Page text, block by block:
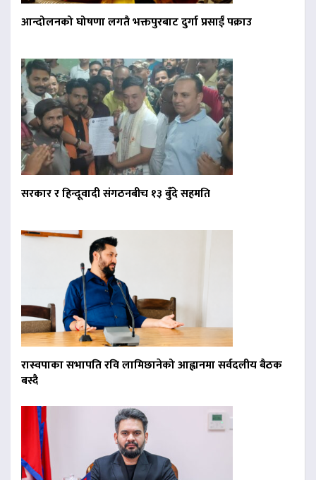
आन्दोलनको घोषणा लगतै भक्तपुरबाट दुर्गा प्रसाईं पक्राउ
सरकार र हिन्दूवादी संगठनबीच १३ बुँदे सहमति
रास्वपाका सभापति रवि लामिछानेको आह्वानमा सर्वदलीय बैठक
बस्दै